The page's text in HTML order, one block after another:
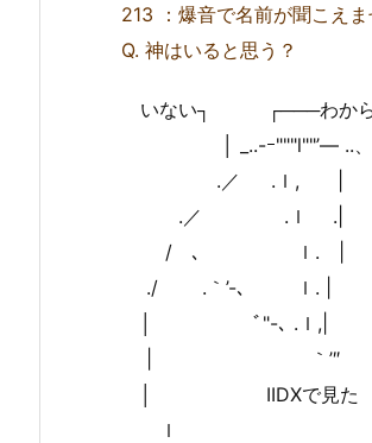
213 ：爆音で名前が聞こえ
Q. 神はいると思う？
いない┐ ┌───わから
│ _..-ｰ"""l""’― ..、
.／ .ｌ, |
.／ .ｌ
/ゝ､ ｌ
./ .｀’-､
│ ﾞ"-､ .
| ｀
│ IIDXで
ｌ